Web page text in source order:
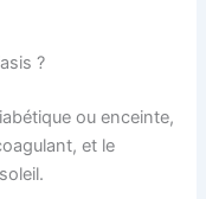
?
ou enceinte,
et le